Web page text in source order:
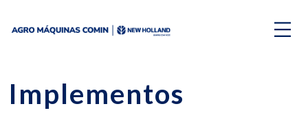
Implementos